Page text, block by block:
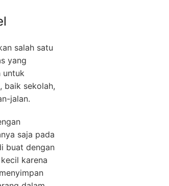
salah satu
yang
untuk
baik sekolah,
jalan.
saja pada
buat dengan
karena